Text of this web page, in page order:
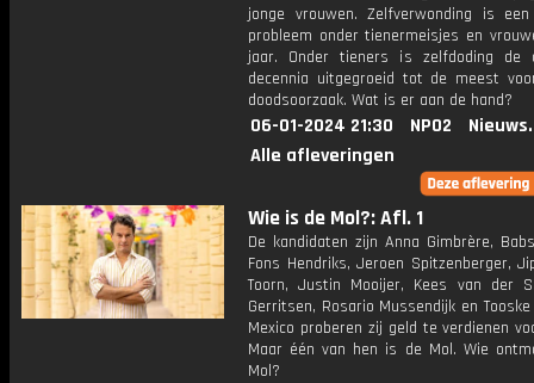
jonge vrouwen. Zelfverwonding is
probleem onder tienermeisjes en
jaar. Onder tieners is zelfdoding de
decennia uitgegroeid tot de meest
doodsoorzaak. Wat is er aan de hand?
06-01-2024 21:30 NPO2
Alle afleveringen
Wie is de Mol?: Afl. 1
De kandidaten zijn Anna Gimbrère,
Fons Hendriks, Jeroen Spitzenberger,
Toorn, Justin Mooijer, Kees van der
Gerritsen, Rosario Mussendijk en
Mexico proberen zij geld te verdienen
Maar één van hen is de Mol. Wie
Mol?